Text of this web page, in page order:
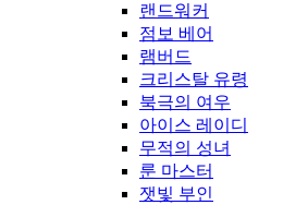
랜드워커
점보 베어
램버드
크리스탈 유령
북극의 여우
아이스 레이디
무적의 성녀
룬 마스터
잿빛 부인